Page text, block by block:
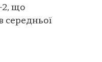
2, що
середньої